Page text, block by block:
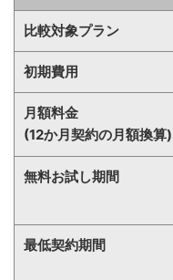
比較対象プラン
初期費用
月額料金
(12か月契約の月額換算)
無料お試し期間
最低契約期間